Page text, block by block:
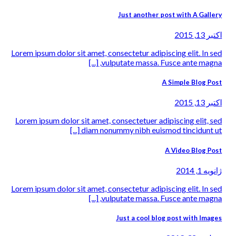
Just another post with A Gallery
اکتبر 13, 2015
Lorem ipsum dolor sit amet, consectetur adipiscing elit. In sed
vulputate massa. Fusce ante magna, [...]
A Simple Blog Post
اکتبر 13, 2015
Lorem ipsum dolor sit amet, consectetuer adipiscing elit, sed
diam nonummy nibh euismod tincidunt ut [...]
A Video Blog Post
ژانویه 1, 2014
Lorem ipsum dolor sit amet, consectetur adipiscing elit. In sed
vulputate massa. Fusce ante magna, [...]
Just a cool blog post with Images